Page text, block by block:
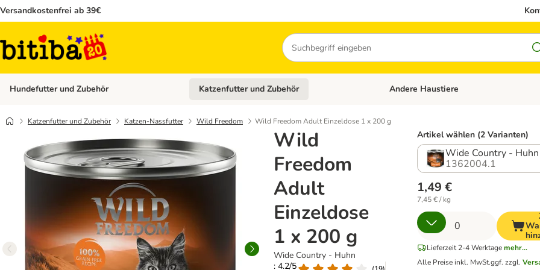
Versandkostenfrei ab 39€
Suchen
Hundefutter und Zubehör Kategorie-Menü öffnen: Hundefutter und Zubehör
Katzenfutter und Zubehör Kategorie-Menü öffnen: Katzenfutter und
Andere Haustiere
Katzenfutter und Zubehör Katzen-Nassfutter Wild Freedom Wild Freedom Adult Einzeldose 1 x 200 g
Wild
Freedom
Adult
Einzeldose
1 x 200 g
Wide Country - Huhn
: 4.2/5
Artikel wählen (2 Varianten)
Wide Country - Huhn
1362004.1
1,49 €
7,45 € / kg
Lieferzeit 2-4 Werktage mehr...
Alle Preise inkl. MwSt.ggf. zzgl.